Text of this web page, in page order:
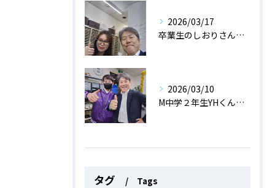
2026/03/17
卒業生のしおりさん、医師国家試験に見事合格しました！
2026/03/10
M中学２年生YHくん、学年末テストで過去最高の数学91点！
タグ Tags